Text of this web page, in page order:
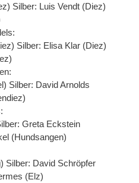
Silber: Luis Vendt (Diez)
Silber: Elisa Klar (Diez)
Silber: David Arnolds
Greta Eckstein
(Hundsangen)
Silber: David Schröpfer
(Elz)